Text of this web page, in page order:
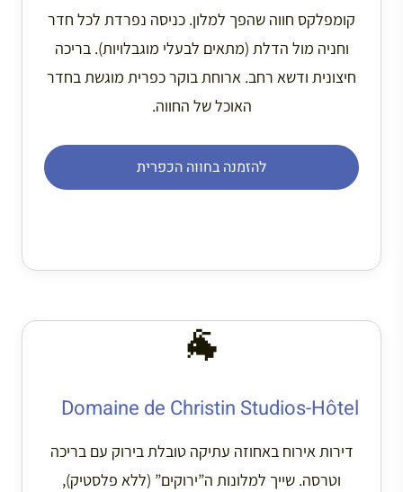
קומפלקס חווה שהפך למלון. כניסה נפרדת לכל חדר
וחניה מול הדלת (מתאים לבעלי מוגבלויות). בריכה
חיצונית ודשא רחב. ארוחת בוקר כפרית מוגשת בחדר
האוכל של החווה.
להזמנה בחווה הכפרית
🐐
Domaine de Christin Studios-Hôtel
דירות אירוח באחוזה עתיקה טובלת בירוק עם בריכה
וטרסה. שייך למלונות ה”ירוקים” (ללא פלסטיק),